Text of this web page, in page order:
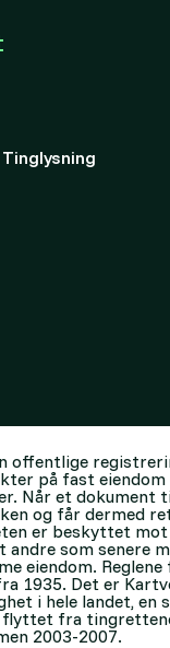
Tinglysning
offentlige
på fast eiendom
Når et dokument
og får dermed
er beskyttet mot
andre som senere
eiendom. Reglene
1935. Det er
i hele landet, en
flyttet fra
2003-2007.